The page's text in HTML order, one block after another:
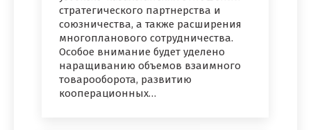
стратегического партнерства и
союзничества, а также расширения
многопланового сотрудничества.
Особое внимание будет уделено
наращиванию объемов взаимного
товарооборота, развитию
кооперационных…